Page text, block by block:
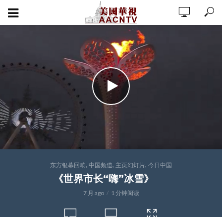
东方银幕回响, 中国频道, 主页幻灯片, 今日中国
《世界市长“嗨”冰雪》
7 月 ago 1 分钟阅读